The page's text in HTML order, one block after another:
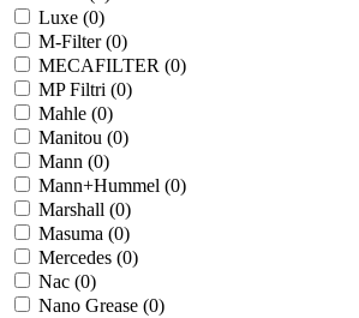
Luxe (0)
M-Filter (0)
MECAFILTER (0)
MP Filtri (0)
Mahle (0)
Manitou (0)
Mann (0)
Mann+Hummel (0)
Marshall (0)
Masuma (0)
Mercedes (0)
Nac (0)
Nano Grease (0)